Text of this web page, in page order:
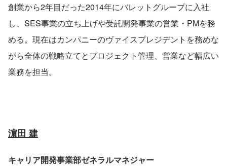
創業から2年目だった2014年にバレットグループに入社
し、SES事業の立ち上げや受託開発事業の営業・PMを務
める。現在はカンパニーのヴァイスプレジデントを務めな
がら全体の戦略立てとプロジェクト管理、営業など幅広い
業務を担当。
濵田 建
キャリア開発事業部ゼネラルマネジャー